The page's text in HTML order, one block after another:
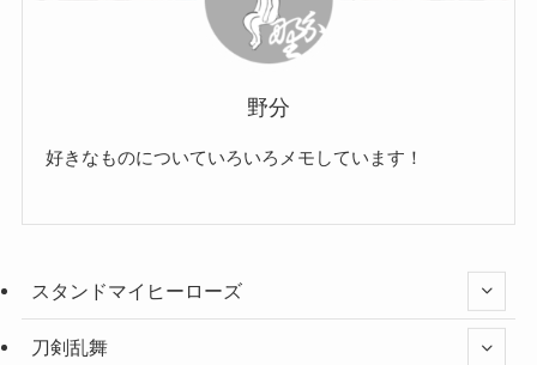
野分
好きなものについていろいろメモしています！
スタンドマイヒーローズ
刀剣乱舞